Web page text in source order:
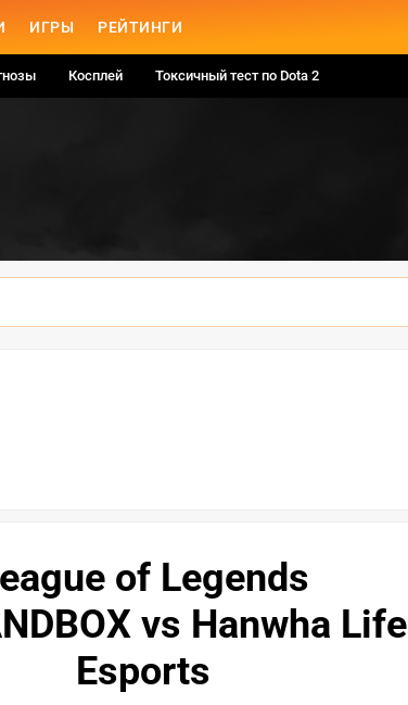
ИГРЫ РЕЙТИНГИ
Косплей Токсичный тест по Dota 2
of Legends
vs Hanwha Life
Esports